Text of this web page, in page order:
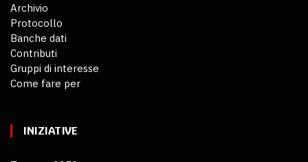
Archivio
Protocollo
Banche dati
Contributi
Gruppi di interesse
Come fare per
INIZIATIVE